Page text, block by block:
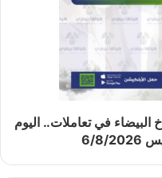
البيضاء في تعاملات.. اليوم